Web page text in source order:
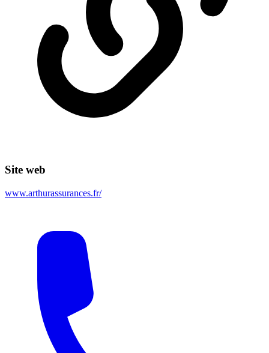
Site web
www.arthurassurances.fr/